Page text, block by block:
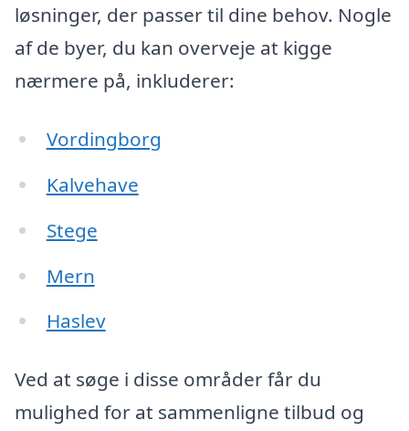
løsninger, der passer til dine behov. Nogle
af de byer, du kan overveje at kigge
nærmere på, inkluderer:
Vordingborg
Kalvehave
Stege
Mern
Haslev
Ved at søge i disse områder får du
mulighed for at sammenligne tilbud og